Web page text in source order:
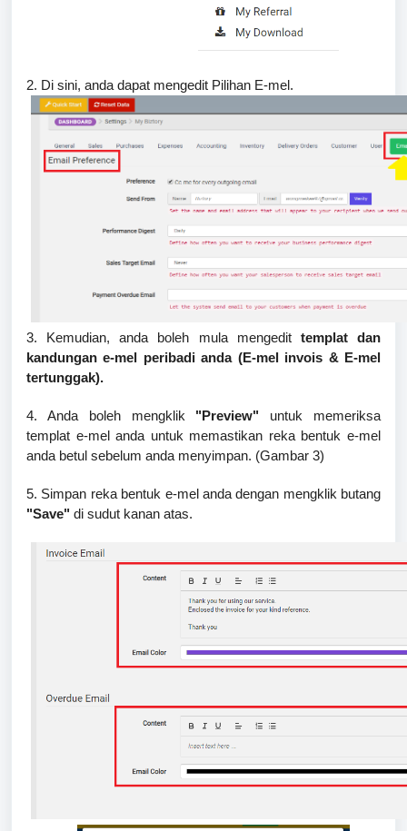
2. Di sini, anda dapat mengedit Pilihan E-mel.
3. Kemudian, anda boleh mula mengedittemplat dan
kandungan e-mel peribadi anda (E-mel invois & E-mel
tertunggak).
4. Anda boleh mengklik "Preview" untuk memeriksa
templat e-mel anda untuk memastikan reka bentuk e-mel
anda betul sebelum anda menyimpan. (Gambar 3)
5. Simpan reka bentuk e-mel anda dengan mengklik butang
"Save" di sudut kanan atas.